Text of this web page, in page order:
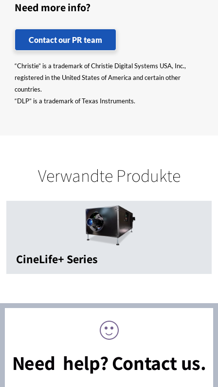
Need more info?
Contact our PR team
“Christie” is a trademark of Christie Digital Systems USA, Inc.,
registered in the United States of America and certain other
countries.
“DLP” is a trademark of Texas Instruments.
Verwandte Produkte
CineLife+ Series
Need help? Contact us.